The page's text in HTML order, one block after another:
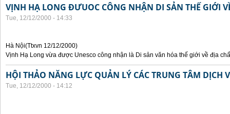
VỊNH HẠ LONG ĐƯUOC CÔNG NHẬN DI SẢN THẾ GIỚI
Tue, 12/12/2000 - 14:33
Hà Nội(Ttxvn 12/12/2000)
Vịnh Hạ Long vừa được Unesco công nhận là Di sản văn hóa thế giới về địa
HỘI THẢO NĂNG LỰC QUẢN LÝ CÁC TRUNG TÂM DỊCH
Tue, 12/12/2000 - 14:12